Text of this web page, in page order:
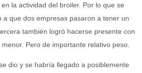
la actividad del broiler. Por lo que se
a que dos empresas pasaron a tener un
también logró hacerse presente con
Pero de importante relativo peso.
dio y se habría llegado a posiblemente